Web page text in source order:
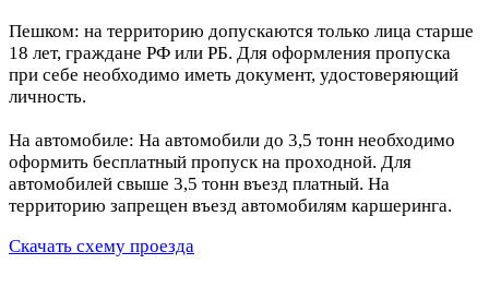
Пешком: на территорию допускаются только лица старше
18 лет, граждане РФ или РБ. Для оформления пропуска
при себе необходимо иметь документ, удостоверяющий
личность.
На автомобиле: На автомобили до 3,5 тонн необходимо
оформить бесплатный пропуск на проходной. Для
автомобилей свыше 3,5 тонн въезд платный. На
территорию запрещен въезд автомобилям каршеринга.
Скачать схему проезда